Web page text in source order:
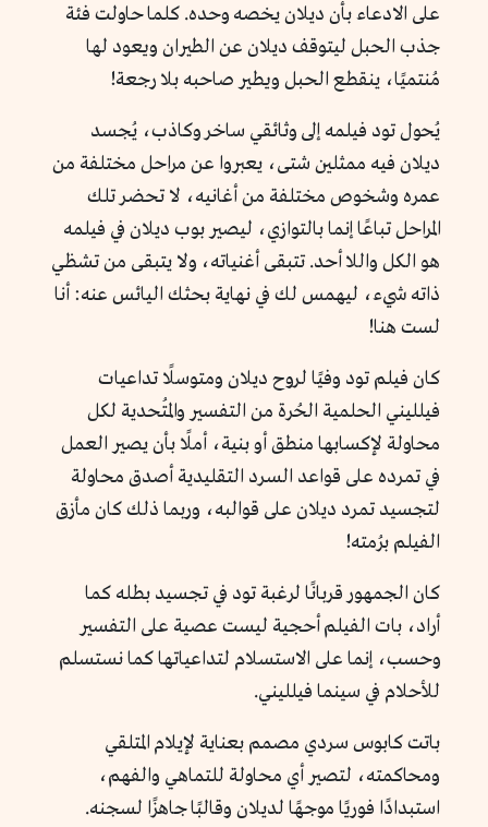
على الادعاء بأن ديلان يخصه وحده. كلما حاولت فئة
جذب الحبل ليتوقف ديلان عن الطيران ويعود لها
مُنتميًا، ينقطع الحبل ويطير صاحبه بلا رجعة!
يُحول تود فيلمه إلى وثائقي ساخر وكاذب، يُجسد
ديلان فيه ممثلين شتى، يعبروا عن مراحل مختلفة من
عمره وشخوص مختلفة من أغانيه، لا تحضر تلك
المراحل تباعًا إنما بالتوازي، ليصير بوب ديلان في فيلمه
هو الكل واللا أحد. تتبقى أغنياته، ولا يتبقى من تشظي
ذاته شيء، ليهمس لك في نهاية بحثك اليائس عنه: أنا
لست هنا!
كان فيلم تود وفيًا لروح ديلان ومتوسلًا تداعيات
فيلليني الحلمية الحُرة من التفسير والمُتحدية لكل
محاولة لإكسابها منطق أو بنية، أملًا بأن يصير العمل
في تمرده على قواعد السرد التقليدية أصدق محاولة
لتجسيد تمرد ديلان على قوالبه، وربما ذلك كان مأزق
الفيلم برُمته!
كان الجمهور قربانًا لرغبة تود في تجسيد بطله كما
أراد، بات الفيلم أحجية ليست عصية على التفسير
وحسب، إنما على الاستسلام لتداعياتها كما نستسلم
للأحلام في سينما فيلليني.
باتت كابوس سردي مصمم بعناية لإيلام المتلقي
ومحاكمته، لتصير أي محاولة للتماهي والفهم،
استبدادًا فوريًا موجهًا لديلان وقالبًا جاهزًا لسجنه.